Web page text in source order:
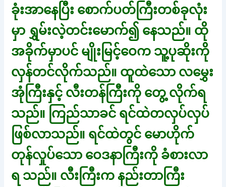
ခုံးအာနေပြီး စောက်ပတ်ကြီးတစ်ခုလုံး
မှာ ရွှမ်းလဲ့တင်းမောက်၍ နေသည်။ ထို
အခိုက်မှာပင် မျိုးမြင့်ဝေက သူ့ပုဆိုးကို
လှန်တင်လိုက်သည်။ ထူထဲသော လမွှေး
အုံကြီးနှင့် လီးတန်ကြီးကို တွေ့ လိုက်ရ
သည်။ ကြည်သာခင် ရင်ထဲတလှပ်လှပ်
ဖြစ်လာသည်။ ရင်ထဲတွင် မောဟိုက်
တုန်လှုပ်သော ဝေဒနာကြီးကို ခံစားလာ
ရ သည်။ လီးကြီးက နည်းတာကြီး